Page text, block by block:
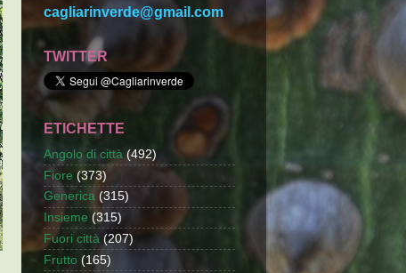
cagliarinverde@gmail.com
TWITTER
ETICHETTE
Angolo di città (492)
Fiore (373)
Generica (315)
Insieme (315)
Fuori città (207)
Frutto (165)